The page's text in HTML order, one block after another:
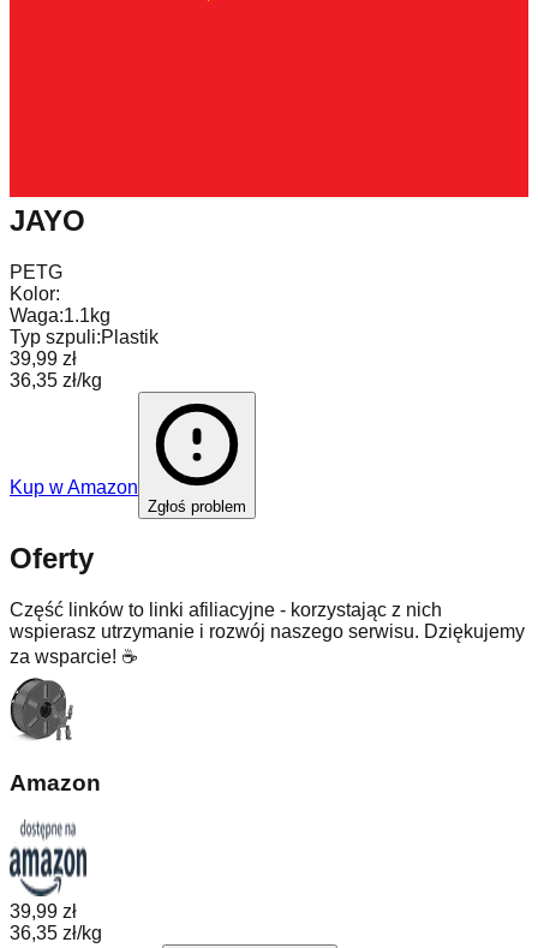
JAYO
PETG
Kolor:
Waga:1.1kg
Typ szpuli:Plastik
39,99 zł
36,35 zł/kg
Kup wAmazon
Zgłoś problem
Oferty
Część linków to linki afiliacyjne - korzystając z nich
wspierasz utrzymanie i rozwój naszego serwisu. Dziękujemy
za wsparcie! ☕
Amazon
39,99 zł
36,35 zł/kg